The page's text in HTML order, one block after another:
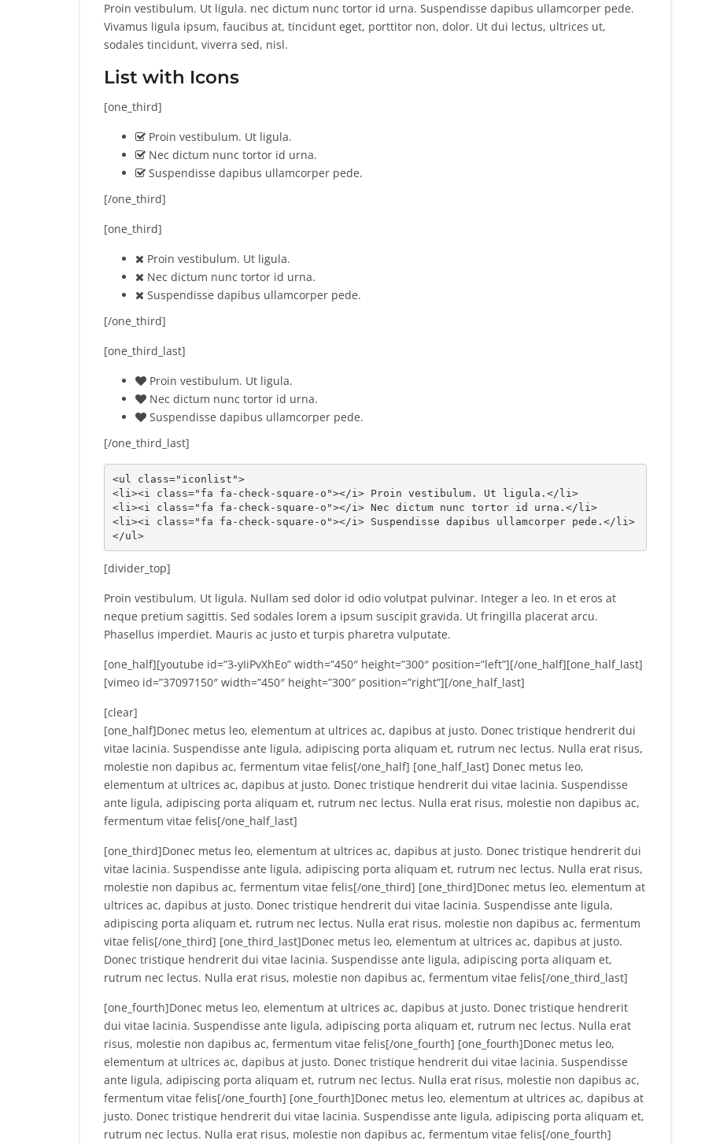
Proin vestibulum. Ut ligula. nec dictum nunc tortor id urna. Suspendisse dapibus ullamcorper pede.
Vivamus ligula ipsum, faucibus at, tincidunt eget, porttitor non, dolor. Ut dui lectus, ultrices ut,
sodales tincidunt, viverra sed, nisl.
List with Icons
[one_third]
Proin vestibulum. Ut ligula.
Nec dictum nunc tortor id urna.
Suspendisse dapibus ullamcorper pede.
[/one_third]
[one_third]
Proin vestibulum. Ut ligula.
Nec dictum nunc tortor id urna.
Suspendisse dapibus ullamcorper pede.
[/one_third]
[one_third_last]
Proin vestibulum. Ut ligula.
Nec dictum nunc tortor id urna.
Suspendisse dapibus ullamcorper pede.
[/one_third_last]
<ul class="iconlist">
<li><i class="fa fa-check-square-o"></i> Proin vestibulum. Ut ligula.</li>
<li><i class="fa fa-check-square-o"></i> Nec dictum nunc tortor id urna.</li>
<li><i class="fa fa-check-square-o"></i> Suspendisse dapibus ullamcorper pede.</li>
</ul>
[divider_top]
Proin vestibulum. Ut ligula. Nullam sed dolor id odio volutpat pulvinar. Integer a leo. In et eros at
neque pretium sagittis. Sed sodales lorem a ipsum suscipit gravida. Ut fringilla placerat arcu.
Phasellus imperdiet. Mauris ac justo et turpis pharetra vulputate.
[one_half][youtube id=”3-yIiPvXhEo” width=”450″ height=”300″ position=”left”][/one_half][one_half_last]
[vimeo id=”37097150″ width=”450″ height=”300″ position=”right”][/one_half_last]
[clear]
[one_half]Donec metus leo, elementum at ultrices ac, dapibus at justo. Donec tristique hendrerit dui
vitae lacinia. Suspendisse ante ligula, adipiscing porta aliquam et, rutrum nec lectus. Nulla erat risus,
molestie non dapibus ac, fermentum vitae felis[/one_half] [one_half_last] Donec metus leo,
elementum at ultrices ac, dapibus at justo. Donec tristique hendrerit dui vitae lacinia. Suspendisse
ante ligula, adipiscing porta aliquam et, rutrum nec lectus. Nulla erat risus, molestie non dapibus ac,
fermentum vitae felis[/one_half_last]
[one_third]Donec metus leo, elementum at ultrices ac, dapibus at justo. Donec tristique hendrerit dui
vitae lacinia. Suspendisse ante ligula, adipiscing porta aliquam et, rutrum nec lectus. Nulla erat risus,
molestie non dapibus ac, fermentum vitae felis[/one_third] [one_third]Donec metus leo, elementum at
ultrices ac, dapibus at justo. Donec tristique hendrerit dui vitae lacinia. Suspendisse ante ligula,
adipiscing porta aliquam et, rutrum nec lectus. Nulla erat risus, molestie non dapibus ac, fermentum
vitae felis[/one_third] [one_third_last]Donec metus leo, elementum at ultrices ac, dapibus at justo.
Donec tristique hendrerit dui vitae lacinia. Suspendisse ante ligula, adipiscing porta aliquam et,
rutrum nec lectus. Nulla erat risus, molestie non dapibus ac, fermentum vitae felis[/one_third_last]
[one_fourth]Donec metus leo, elementum at ultrices ac, dapibus at justo. Donec tristique hendrerit
dui vitae lacinia. Suspendisse ante ligula, adipiscing porta aliquam et, rutrum nec lectus. Nulla erat
risus, molestie non dapibus ac, fermentum vitae felis[/one_fourth] [one_fourth]Donec metus leo,
elementum at ultrices ac, dapibus at justo. Donec tristique hendrerit dui vitae lacinia. Suspendisse
ante ligula, adipiscing porta aliquam et, rutrum nec lectus. Nulla erat risus, molestie non dapibus ac,
fermentum vitae felis[/one_fourth] [one_fourth]Donec metus leo, elementum at ultrices ac, dapibus at
justo. Donec tristique hendrerit dui vitae lacinia. Suspendisse ante ligula, adipiscing porta aliquam et,
rutrum nec lectus. Nulla erat risus, molestie non dapibus ac, fermentum vitae felis[/one_fourth]